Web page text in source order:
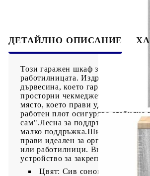
ДЕТАЙЛНО ОПИСАНИЕ
Този гаражен шкаф за
работилницата. Издръжливост и
дървесина, което гарантира
просторни чекмеджета, този
място, което прави удобен
работен плот осигурява
сам".Лесна за поддръжка:
малко поддръжка.Широки
прави идеален за организиране
или работилници. Внимание:За да
устройство за закрепване на
Цвят: Сив сонома